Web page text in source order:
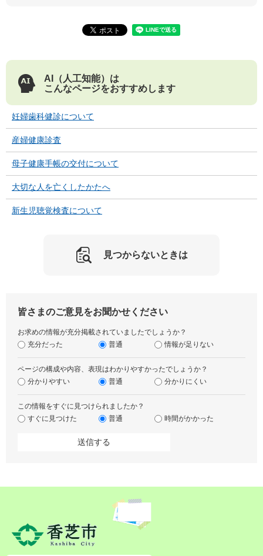
AI（人工知能）は
こんなページをおすすめします
妊婦歯科健診について
産婦健康診査
母子健康手帳の交付について
大切な人を亡くしたかたへ
新生児聴覚検査について
見つからないときは
皆さまのご意見をお聞かせください
お求めの情報が充分掲載されていましたでしょうか？
充分だった
普通 情報が足りない
ページの構成や内容、表現はわかりやすかったでしょうか？
分かりやすい
普通 分かりにくい
この情報をすぐに見つけられましたか？
すぐに見つけた
普通 時間がかかった